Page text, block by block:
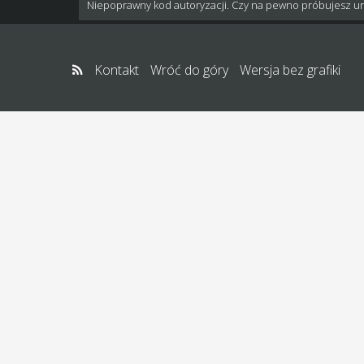
Niepoprawny kod autoryzacji. Czy na pewno próbujesz
Kontakt Wróć do góry Wersja bez grafiki